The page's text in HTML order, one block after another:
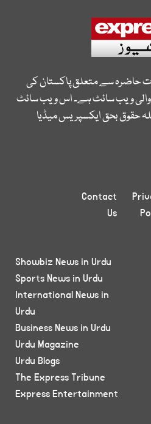
حاضرہ سے متعلق پاکستان کی
ویب سائٹ ہے۔ اس ویب سائٹ
حقوق بحق ایکسپریس میڈیا
Contact
Us
Showbiz News in Urdu
Sports News in Urdu
International News in
Urdu
Business News in Urdu
Urdu Magazine
Urdu Blogs
The Express Tribune
Express Entertainment